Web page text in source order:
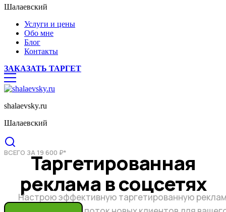
Шалаевский
Услуги и цены
Обо мне
Блог
Контакты
ЗАКАЗАТЬ ТАРГЕТ
shalaevsky.ru
Шалаевский
ВСЕГО ЗА 19 600 ₽*
Таргетированная
реклама в соцсетях
Настрою эффективную таргетированную